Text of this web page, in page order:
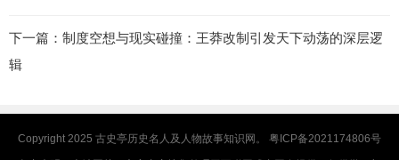
下一篇： 制度空想与现实碰撞：王莽改制引发天下动荡的深层逻
辑
Copyright 2025 古史亭历史名人及人物故事知识网。 粤ICP备2021174806号